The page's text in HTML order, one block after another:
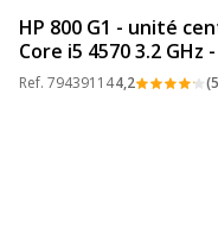
HP 800 G1 - unité
Core i5 4570 3.2 GHz
Ref. 794391144,2